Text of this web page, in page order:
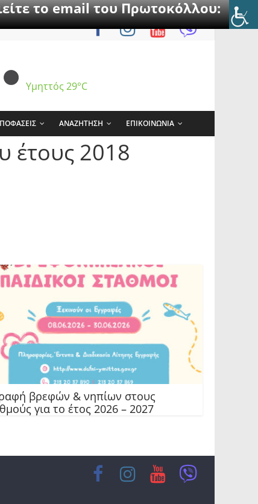
το email του Πρωτοκόλλου:
Υμηττός 29°C
ΑΝΑΖΗΤΗΣΗ ΕΠΙΚΟΙΝΩΝΙΑ
έτους 2018
βρεφών & νηπίων στους
για το έτος 2026 – 2027